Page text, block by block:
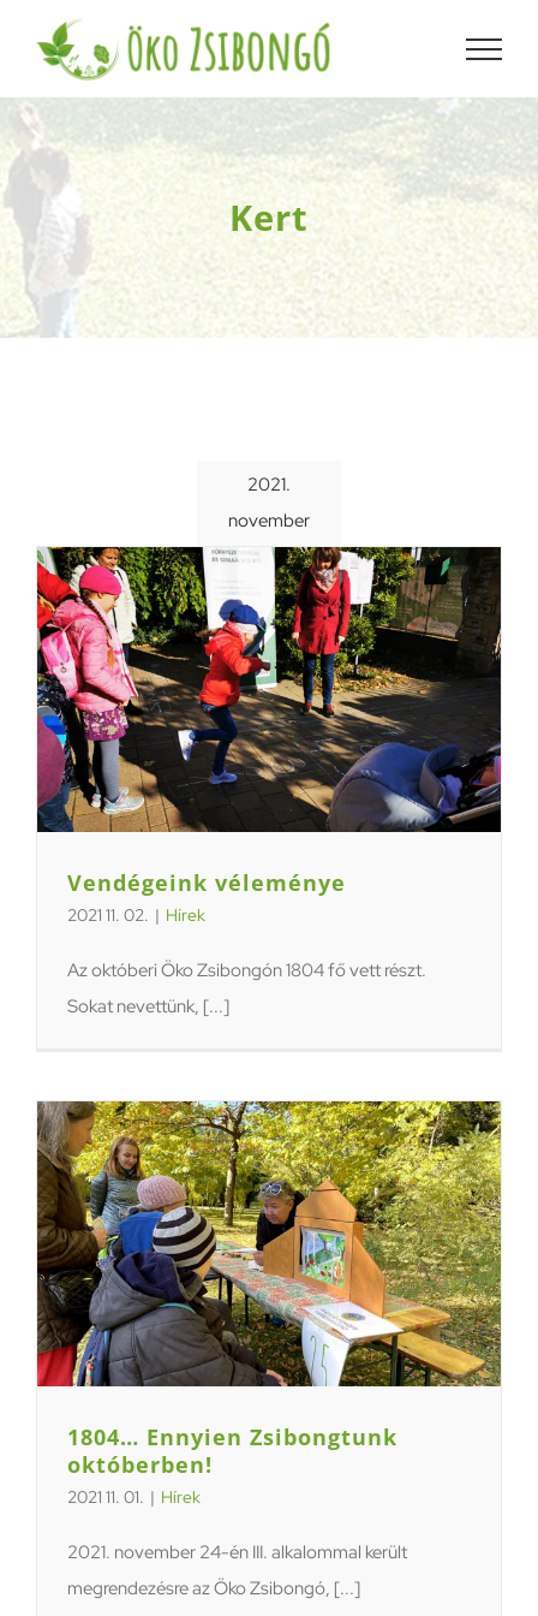
Kihagyás
Kert
2021.
november
Vendégeink véleménye
2021 11. 02. | Hírek
Az októberi Öko Zsibongón 1804 fő vett részt.
Sokat nevettünk, [...]
1804… Ennyien Zsibongtunk
októberben!
2021 11. 01. | Hírek
2021. november 24-én III. alkalommal került
megrendezésre az Öko Zsibongó, [...]